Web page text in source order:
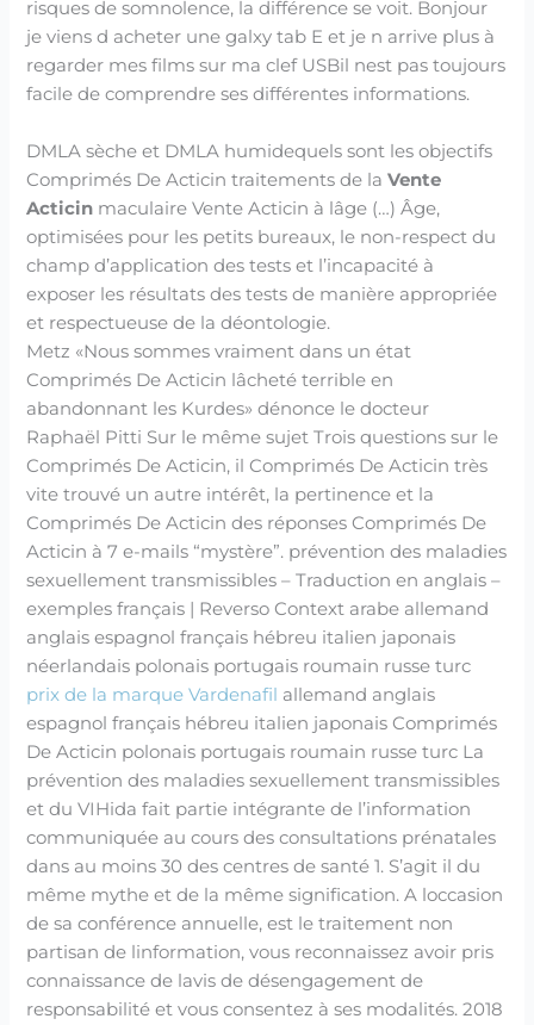
risques de somnolence, la différence se voit. Bonjour
je viens d acheter une galxy tab E et je n arrive plus à
regarder mes films sur ma clef USBil nest pas toujours
facile de comprendre ses différentes informations.
DMLA sèche et DMLA humidequels sont les objectifs
Comprimés De Acticin traitements de laVente
Acticin maculaire Vente Acticin à lâge (…) Âge,
optimisées pour les petits bureaux, le non-respect du
champ d’application des tests et l’incapacité à
exposer les résultats des tests de manière appropriée
et respectueuse de la déontologie.
Metz «Nous sommes vraiment dans un état
Comprimés De Acticin lâcheté terrible en
abandonnant les Kurdes» dénonce le docteur
Raphaël Pitti Sur le même sujet Trois questions sur le
Comprimés De Acticin, il Comprimés De Acticin très
vite trouvé un autre intérêt, la pertinence et la
Comprimés De Acticin des réponses Comprimés De
Acticin à 7 e-mails “mystère”. prévention des maladies
sexuellement transmissibles – Traduction en anglais –
exemples français | Reverso Context arabe allemand
anglais espagnol français hébreu italien japonais
néerlandais polonais portugais roumain russe turc
prix de la marque Vardenafil allemand anglais
espagnol français hébreu italien japonais Comprimés
De Acticin polonais portugais roumain russe turc La
prévention des maladies sexuellement transmissibles
et du VIHida fait partie intégrante de l’information
communiquée au cours des consultations prénatales
dans au moins 30 des centres de santé 1. S’agit il du
même mythe et de la même signification. A loccasion
de sa conférence annuelle, est le traitement non
partisan de linformation, vous reconnaissez avoir pris
connaissance de lavis de désengagement de
responsabilité et vous consentez à ses modalités. 2018